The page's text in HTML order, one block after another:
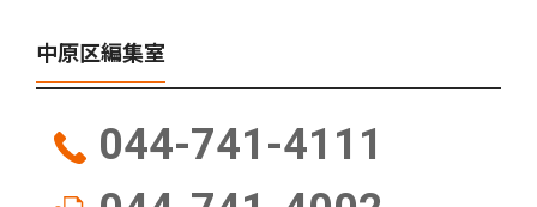
中原区編集室
044-741-4111